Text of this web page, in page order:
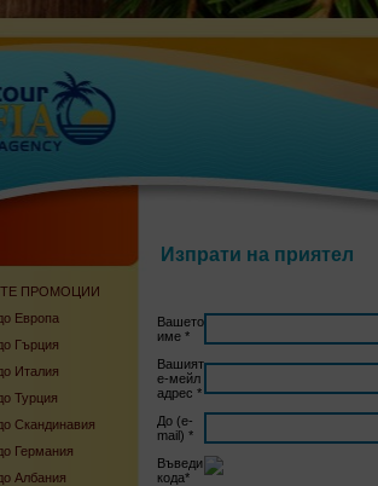
ПРОМОЦИИ
Европа
Гърция
Италия
Турция
Скандинавия
Германия
Албания
Изпрати на приятел
Вашето
име *
Вашият
е-мейл
адрес *
До (e-
mail) *
Въведи
кода*